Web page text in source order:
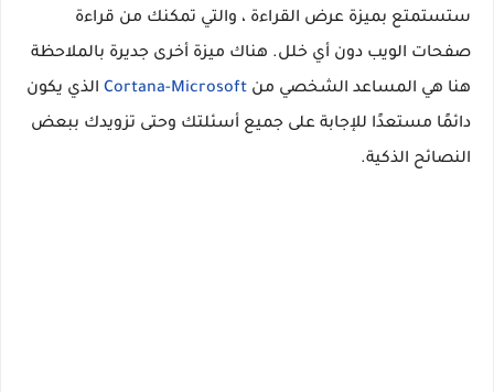
ستستمتع بميزة عرض القراءة ، والتي تمكنك من قراءة
صفحات الويب دون أي خلل. هناك ميزة أخرى جديرة بالملاحظة
هنا هي المساعد الشخصي من Cortana-Microsoft الذي يكون
دائمًا مستعدًا للإجابة على جميع أسئلتك وحتى تزويدك ببعض
النصائح الذكية.